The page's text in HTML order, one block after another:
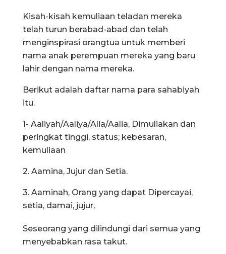
Kisah-kisah kemuliaan teladan mereka
telah turun berabad-abad dan telah
menginspirasi orangtua untuk memberi
nama anak perempuan mereka yang baru
lahir dengan nama mereka.
Berikut adalah daftar nama para sahabiyah
itu.
1- Aaliyah/Aaliya/Alia/Aalia, Dimuliakan dan
peringkat tinggi, status; kebesaran,
kemuliaan
2. Aamina, Jujur dan Setia.
3. Aaminah, Orang yang dapat Dipercayai,
setia, damai, jujur,
Seseorang yang dilindungi dari semua yang
menyebabkan rasa takut.